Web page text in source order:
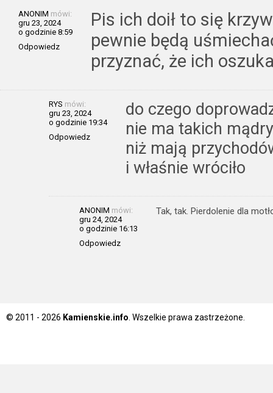
ANONIM mówi:
gru 23, 2024
o godzinie 8:59
Odpowiedz
Pis ich doił to się
pewnie będą
przyznać, że ich
RYS mówi:
gru 23, 2024
o godzinie 19:34
Odpowiedz
do czego
nie ma takich
niż mają
i właśnie wróciło
ANONIM mówi:
gru 24, 2024
o godzinie 16:13
Odpowiedz
Tak, tak. Pierdolenie dla
© 2011 - 2026 Kamienskie.info. Wszelkie prawa zastrzeżone.